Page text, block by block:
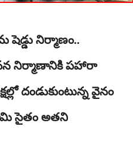
షెడ్డు నిర్మాణం..
నిర్మాణానికి పహారా
దండుకుంటున్న వైనం
సైతం అతని